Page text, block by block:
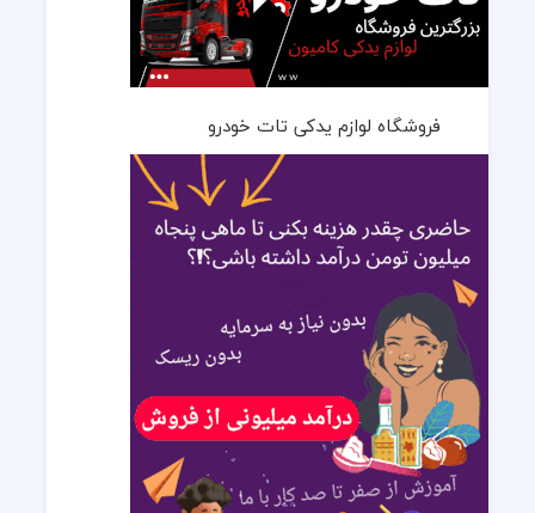
فروشگاه لوازم یدکی تات خودرو